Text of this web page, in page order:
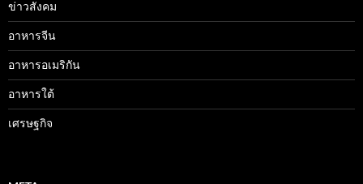
ข่าวสังคม
อาหารจีน
อาหารอเมริกัน
อาหารใต้
เศรษฐกิจ